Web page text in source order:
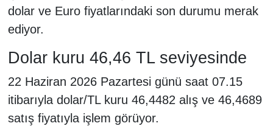
dolar ve Euro fiyatlarındaki son durumu merak
ediyor.
Dolar kuru 46,46 TL seviyesinde
22 Haziran 2026 Pazartesi günü saat 07.15
itibarıyla dolar/TL kuru 46,4482 alış ve 46,4689
satış fiyatıyla işlem görüyor.